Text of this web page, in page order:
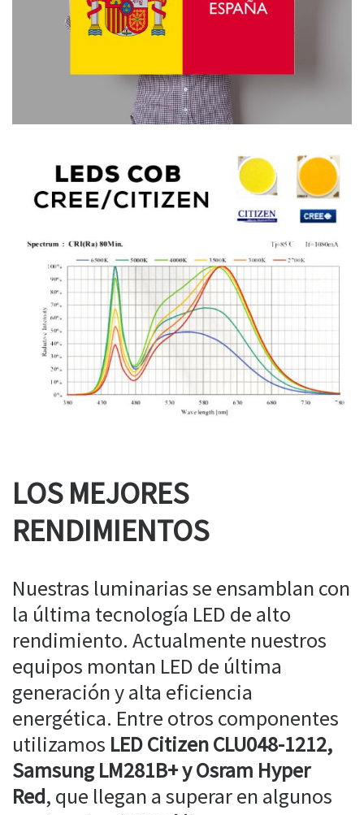
LOS MEJORES
RENDIMIENTOS
Nuestras luminarias se ensamblan con
la última tecnología LED de alto
rendimiento. Actualmente nuestros
equipos montan LED de última
generación y alta eficiencia
energética. Entre otros componentes
utilizamos LED Citizen CLU048-1212,
Samsung LM281B+ y Osram Hyper
Red, que llegan a superar en algunos